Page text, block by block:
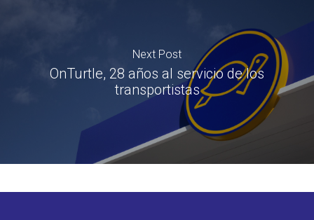
Next Post
OnTurtle, 28 años al servicio de los
transportistas